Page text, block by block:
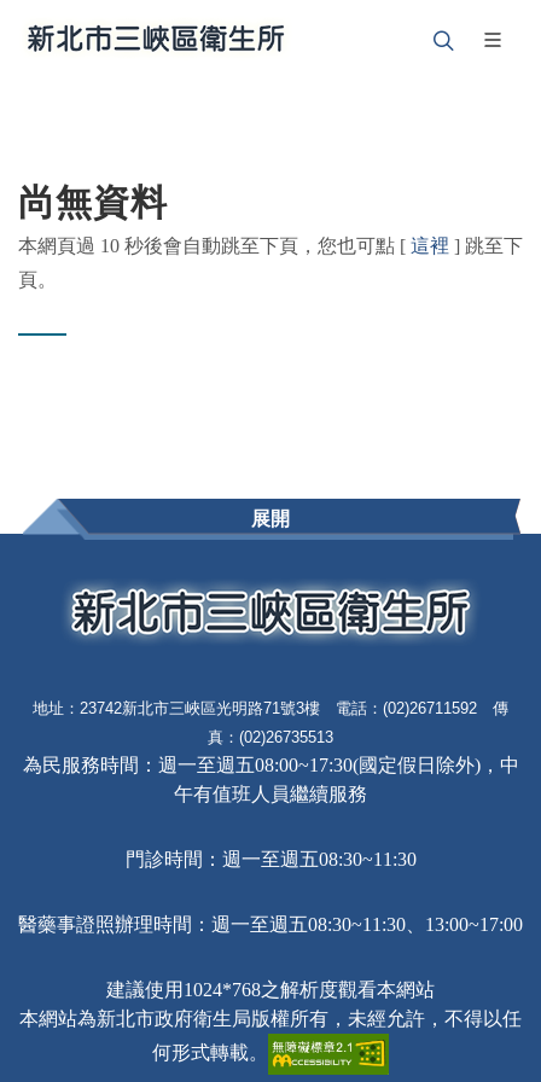
尚無資料
本網頁過 10 秒後會自動跳至下頁，您也可點 [ 這裡 ] 跳至下
頁。
展開
地址：23742新北市三峽區光明路71號3樓 電話：(02)26711592 傳
真：(02)26735513
為民服務時間：週一至週五08:00~17:30(國定假日除外)，中
午有值班人員繼續服務
門診時間：週一至週五08:30~11:30
醫藥事證照辦理時間：週一至週五08:30~11:30、13:00~17:00
建議使用1024*768之解析度觀看本網站
本網站為新北市政府衛生局版權所有，未經允許，不得以任
何形式轉載。